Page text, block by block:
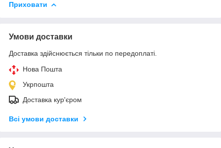
Приховати
Умови доставки
Доставка здійснюється тільки по передоплаті.
Нова Пошта
Укрпошта
Доставка кур'єром
Всі умови доставки